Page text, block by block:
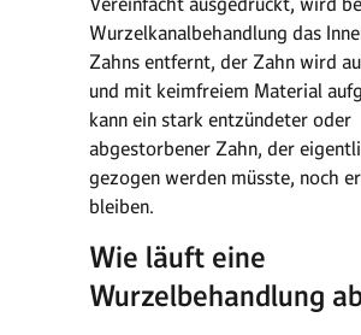
Wurzelkanalbehandlung das
Zahns entfernt, der Zahn wird
und mit keimfreiem Material
kann ein stark entzündeter oder
abgestorbener Zahn, der
gezogen werden müsste, noch
bleiben.
Wie läuft eine
Wurzelbehandlung